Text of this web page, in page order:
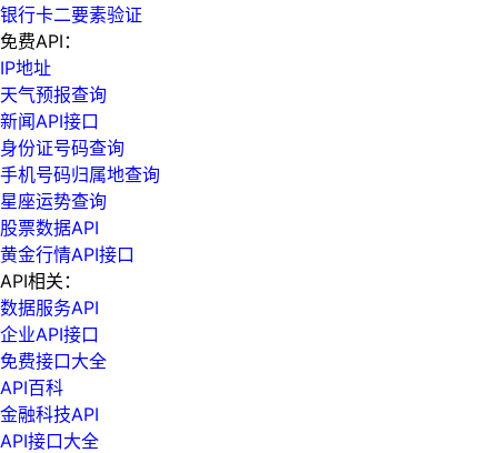
银行卡二要素验证
免费API：
IP地址
天气预报查询
新闻API接口
身份证号码查询
手机号码归属地查询
星座运势查询
股票数据API
黄金行情API接口
API相关：
数据服务API
企业API接口
免费接口大全
API百科
金融科技API
API接口大全